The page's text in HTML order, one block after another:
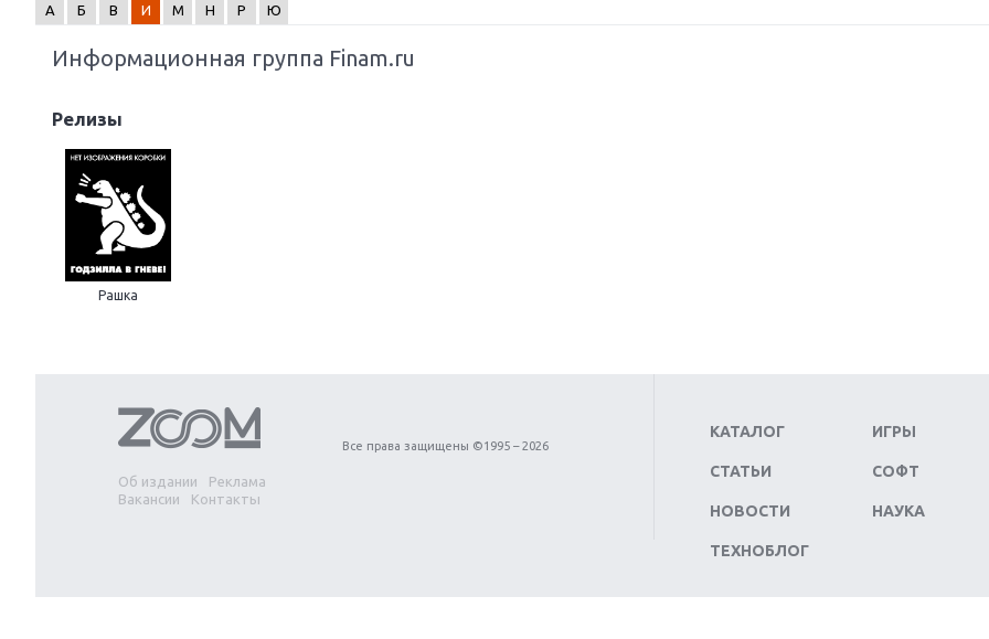
А
Б В И М Н Р Ю
Информационная группа Finam.ru
Релизы
Рашка
Об издании
Реклама
Вакансии
Контакты
Все права защищены ©1995 – 2026
КАТАЛОГ
СТАТЬИ
НОВОСТИ
ТЕХНОБЛОГ
ИГРЫ
СОФТ
НАУКА